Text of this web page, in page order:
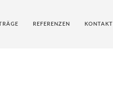
REFERENZEN KONTAKT